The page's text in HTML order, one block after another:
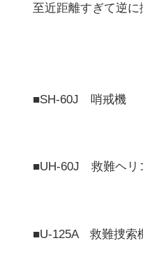
至近距離すぎて逆
■SH-60J 哨戒機
■UH-60J 救難ヘリ
■U-125A 救難捜索